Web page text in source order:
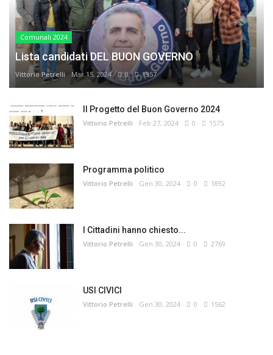
Comunali 2024
Lista candidati DEL BUON GOVERNO
Vittorio Petrelli Mar 15, 2024 0 1957
Il Progetto del Buon Governo 2024
Vittorio Petrelli Feb 27, 2024 0 1575
Programma politico
Vittorio Petrelli Gen 30, 2024 0 1892
I Cittadini hanno chiesto...
Vittorio Petrelli Gen 30, 2024 0 2769
USI CIVICI
Vittorio Petrelli Gen 30, 2024 0 1562